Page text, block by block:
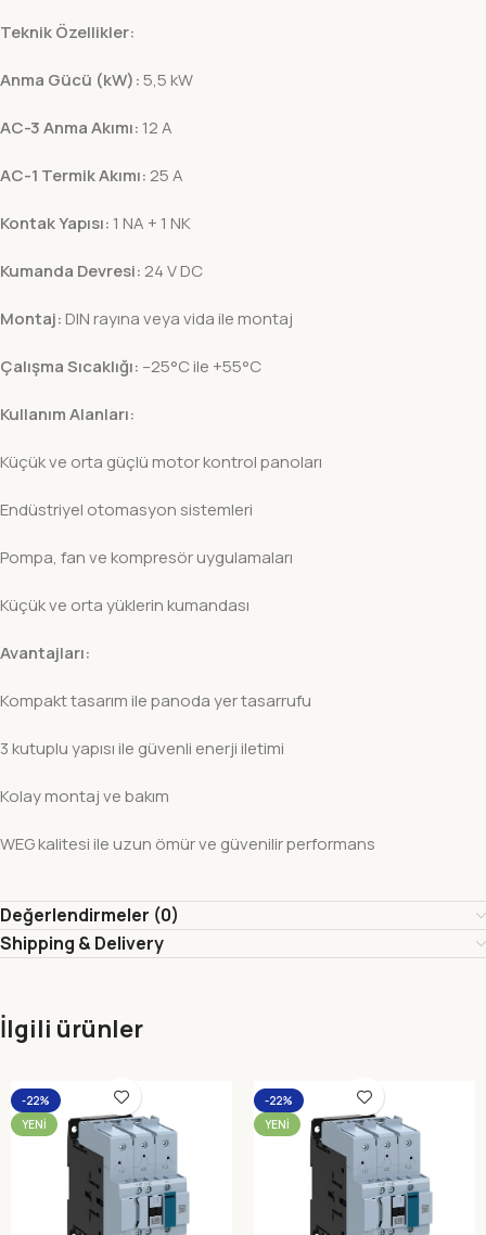
Teknik Özellikler:
Anma Gücü (kW):5,5 kW
AC-3 Anma Akımı: 12 A
AC-1 Termik Akımı: 25 A
Kontak Yapısı: 1 NA + 1 NK
Kumanda Devresi: 24 V DC
Montaj: DIN rayına veya vida ile montaj
Çalışma Sıcaklığı: –25°C ile +55°C
Kullanım Alanları:
Küçük ve orta güçlü motor kontrol panoları
Endüstriyel otomasyon sistemleri
Pompa, fan ve kompresör uygulamaları
Küçük ve orta yüklerin kumandası
Avantajları:
Kompakt tasarım ile panoda yer tasarrufu
3 kutuplu yapısı ile güvenli enerji iletimi
Kolay montaj ve bakım
WEG kalitesi ile uzun ömür ve güvenilir performans
Değerlendirmeler (0)
Shipping & Delivery
İlgili ürünler
-22%
YENI
-22%
YENI